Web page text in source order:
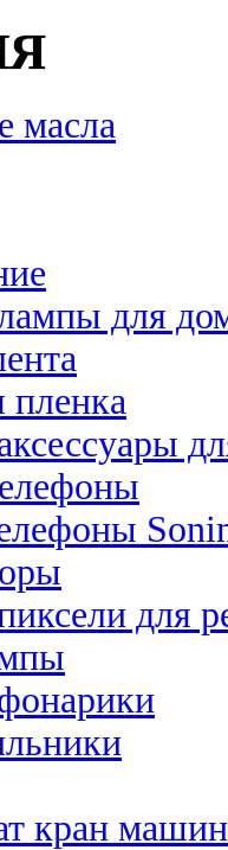
масла
для
пленка
для
кран